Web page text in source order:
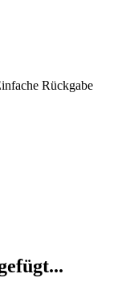
Rückgabe